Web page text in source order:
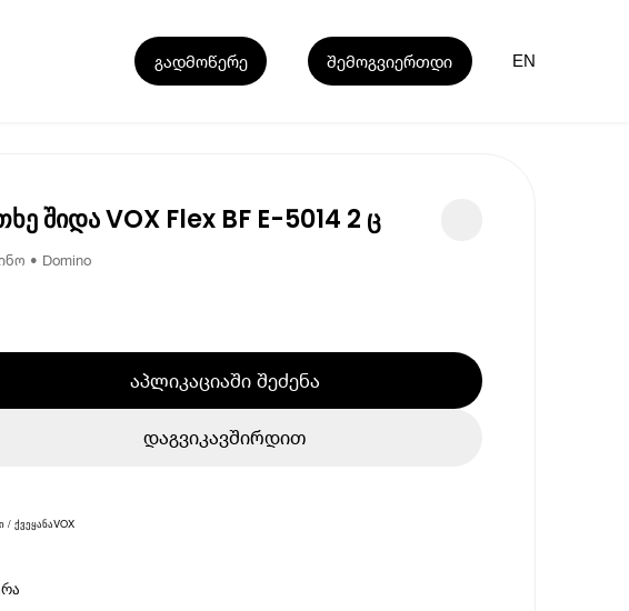
გადმოწერე შემოგვიერთდი EN
შიდა VOX Flex BF E-5014 2 ც
• Domino
აპლიკაციაში შეძენა
დაგვიკავშირდით
/ ქვეყანაVOX